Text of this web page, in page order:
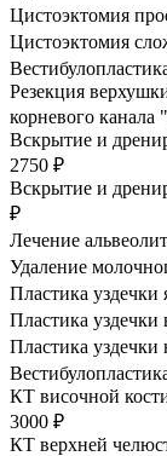
Цистоэктомия
Цистоэктомия
Резекция
корневого
Вскрытие и
2750 ₽
Вскрытие и
₽
Лечение
Удаление
Пластика уздечки
Пластика уздечки
Пластика
КТ височной
3000 ₽
КТ верхней